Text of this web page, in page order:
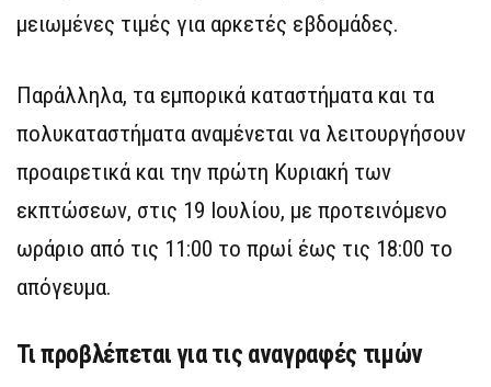
μειωμένες τιμές για αρκετές εβδομάδες.
Παράλληλα, τα εμπορικά καταστήματα και τα
πολυκαταστήματα αναμένεται να λειτουργήσουν
προαιρετικά και την πρώτη Κυριακή των
εκπτώσεων, στις 19 Ιουλίου, με προτεινόμενο
ωράριο από τις 11:00 το πρωί έως τις 18:00 το
απόγευμα.
Τι προβλέπεται για τις αναγραφές τιμών